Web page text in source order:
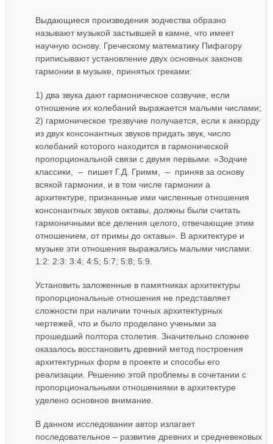
Выдающиеся произведения зодчества образно
называют музыкой застывшей в камне, что имеет
научную основу. Греческому математику Пифагору
приписывают установление двух основных законов
гармонии в музыке, принятых греками:
1) два звука дают гармоническое созвучие, если
отношение их колебаний выражается малыми числами;
2) гармоническое трезвучие получается, если к аккорду
из двух консонантных звуков придать звук, число
колебаний которого находится в гармонической
пропорциональной связи с двумя первыми. «Зодчие
классики, – пишет Г.Д. Гримм, – приняв за основу
всякой гармонии, и в том числе гармонии а
архитектуре, признанные ими численные отношения
консонантных звуков октавы, должны были считать
гармоничными все деления целого, отвечающие этим
отношением, от примы до октавы». В архитектуре и
музыке эти отношения выражались малыми числами:
1:2: 2:3: 3:4; 4:5; 5:7; 5:8; 5:9.
Установить заложенные в памятниках архитектуры
пропорциональные отношения не представляет
сложности при наличии точных архитектурных
чертежей, что и было проделано учеными за
прошедший полтора столетия. Значительно сложнее
оказалось восстановить древний метод построения
архитектурных форм в проекте и способы его
реализации. Решению этой проблемы в сочетании с
пропорциональными отношениями в архитектуре
уделено основное внимание.
В данном исследовании автор излагает
последовательное – развитие древних и средневековых